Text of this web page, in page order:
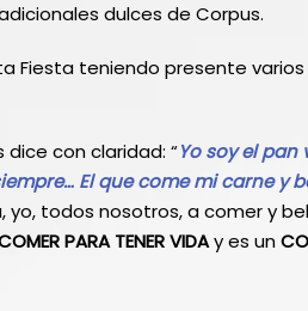
dulces de Corpus.
Fiesta teniendo presente varios
dice con claridad: “Yo soy el
El que come mi carne y
yo, todos nosotros, a comer y
PARA TENER VIDAy es un